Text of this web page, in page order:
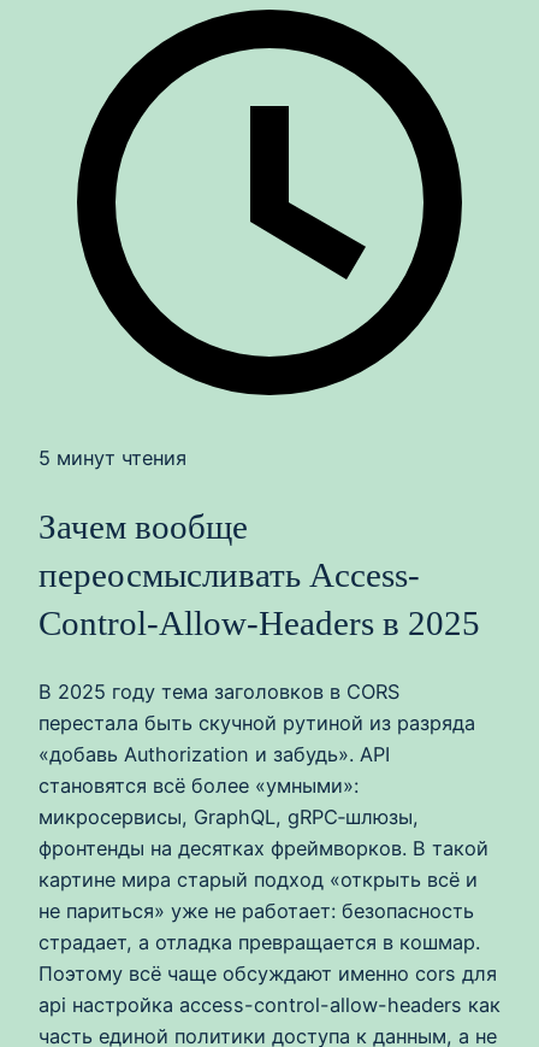
5 минут чтения
Зачем вообще
переосмысливать Access-
Control-Allow-Headers в 2025
В 2025 году тема заголовков в CORS
перестала быть скучной рутиной из разряда
«добавь Authorization и забудь». API
становятся всё более «умными»:
микросервисы, GraphQL, gRPC‑шлюзы,
фронтенды на десятках фреймворков. В такой
картине мира старый подход «открыть всё и
не париться» уже не работает: безопасность
страдает, а отладка превращается в кошмар.
Поэтому всё чаще обсуждают именно cors для
api настройка access-control-allow-headers как
часть единой политики доступа к данным, а не